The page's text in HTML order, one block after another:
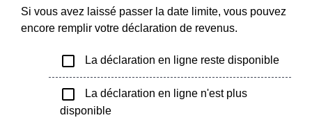
Si vous avez laissé passer la date limite, vous pouvez
encore remplir votre déclaration de revenus.
check_box_outline_blank La déclaration en ligne reste disponible
check_box_outline_blank
La déclaration en ligne n'est plus
disponible